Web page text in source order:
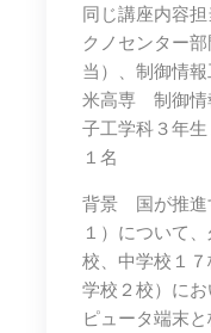
同じ講座内容
クノセンター
当）、制御情
米高専 制御情
子工学科３年
１名
背景 国が推進
１）について
校、中学校１
学校２校）に
ピュータ端末